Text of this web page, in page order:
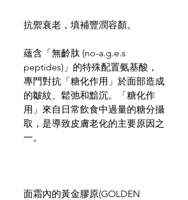
抗禦衰老，填補豐潤容顏。
蘊含「無齡肽 (no-a.g.e.s
peptides)」的特殊配置氨基酸，
專門對抗「糖化作用」於面部造成
的皺紋、鬆弛和黯沉。「糖化作
用」來自日常飲食中過量的糖分攝
取，是導致皮膚老化的主要原因之
一。
面霜內的黃金膠原(GOLDEN